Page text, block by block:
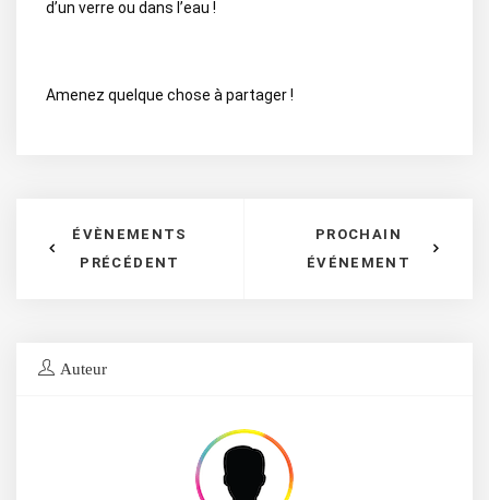
d’un verre ou dans l’eau !
Amenez quelque chose à partager !
ÉVÈNEMENTS
PRÉCÉDENT
PROCHAIN
ÉVÉNEMENT
Auteur